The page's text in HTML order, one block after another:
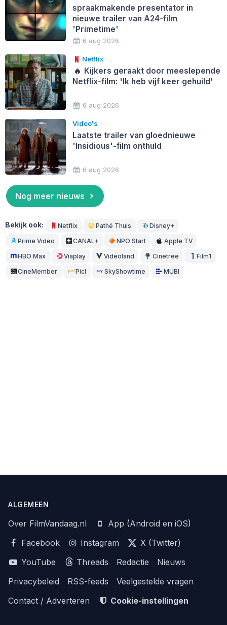
spraakmakende presentator in
nieuwe trailer van A24-film
'Primetime'
6 aug 2026
Netflix
🔥 Kijkers geraakt door meeslepende
Netflix-film: 'Ik heb vijf keer gehuild'
6 aug 2026
Video's
Laatste trailer van gloednieuwe
'Insidious'-film onthuld
6 aug 2026
Nog meer nieuws
Bekijk ook: Netflix Pathé Thuis Disney+
Prime Video CANAL+ NPO Start Apple TV
HBO Max Viaplay Videoland Cinetree Film1
CineMember Picl SkyShowtime MUBI
ALGEMEEN
Over FilmVandaag.nl
App (Android en iOS)
Facebook
Instagram
X (Twitter)
YouTube
Threads Redactie
Nieuws
Privacybeleid
RSS-feeds
Veelgestelde vragen
Contact / Adverteren
Cookie-instellingen